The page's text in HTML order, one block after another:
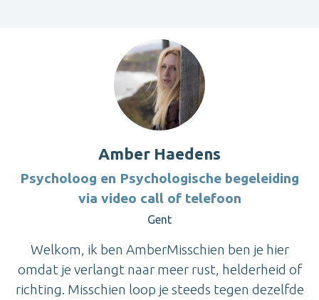
Amber Haedens
Psycholoog en Psychologische begeleiding
via video call of telefoon
Gent
Welkom, ik ben AmberMisschien ben je hier
omdat je verlangt naar meer rust, helderheid of
richting. Misschien loop je steeds tegen dezelfde